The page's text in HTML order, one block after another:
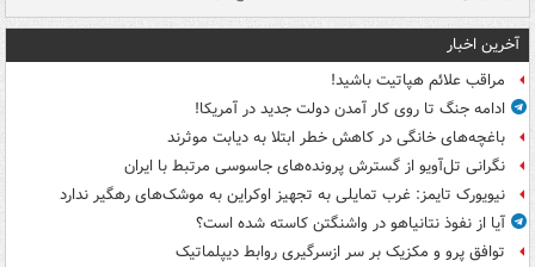
آخرین اخبار
مراقب علائم هپاتیت باشید!
ادامه جنگ تا روی کار آمدن دولت جدید در آمریکا!
باغچه‌های خانگی در کاهش خطر ابتلا به دیابت موثرند
نگرانی تل‌آویو از گسترش پرونده‌های جاسوسی مرتبط با ایران
نیویورک تایمز: غرب تمایلی به تجهیز اوکراین به موشک‌های رهگیر ندارد
آیا از نفوذ نتانیاهو در واشنگتن کاسته شده است؟
توافق پرو و مکزیک بر سر ازسرگیری روابط دیپلماتیک